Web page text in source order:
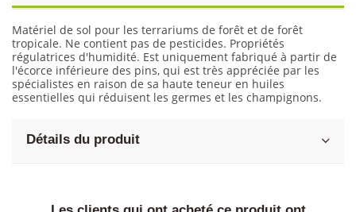
Matériel de sol pour les terrariums de forêt et de forêt
tropicale. Ne contient pas de pesticides. Propriétés
régulatrices d'humidité. Est uniquement fabriqué à partir de
l'écorce inférieure des pins, qui est très appréciée par les
spécialistes en raison de sa haute teneur en huiles
essentielles qui réduisent les germes et les champignons.
Détails du produit